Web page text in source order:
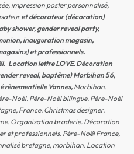
impression poster personnalisé,
et décorateur (décoration)
shower, gender reveal party,
inauguration magasin,
et professionnels.
Location lettre LOVE.Décoration
reveal, baptême) Morbihan 56,
Vannes,Morbihan.
Noël. Père-Noël bilingue. Père-Noël
France. Christmas designer.
Organisation braderie. Décoration
et professionnels. Père-Noël France,
bretagne, morbihan. Location